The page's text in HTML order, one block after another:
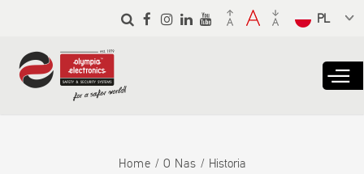
Skip to
main
from the
dropdown
to translate
Home O Nas Historia